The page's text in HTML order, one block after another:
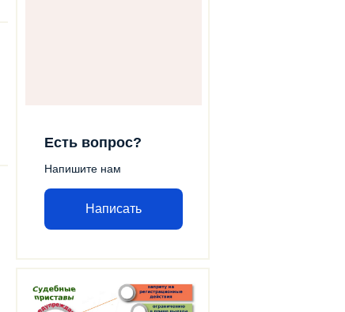
Есть вопрос?
Напишите нам
Написать